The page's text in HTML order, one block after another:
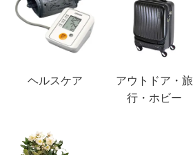
ヘルスケア
アウトドア・旅
行・ホビー